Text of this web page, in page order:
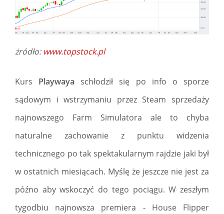
żródło: www.topstock.pl
Kurs Playwaya schłodził się po info o sporze
sądowym i wstrzymaniu przez Steam sprzedaży
najnowszego Farm Simulatora ale to chyba
naturalne zachowanie z punktu widzenia
technicznego po tak spektakularnym rajdzie jaki był
w ostatnich miesiącach. Myślę że jeszcze nie jest za
późno aby wskoczyć do tego pociągu. W zeszłym
tygodbiu najnowsza premiera - House Flipper